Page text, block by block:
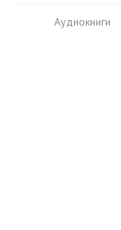
Аудиокниги